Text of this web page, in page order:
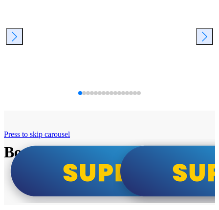
Bosch super cene
Press to skip carousel